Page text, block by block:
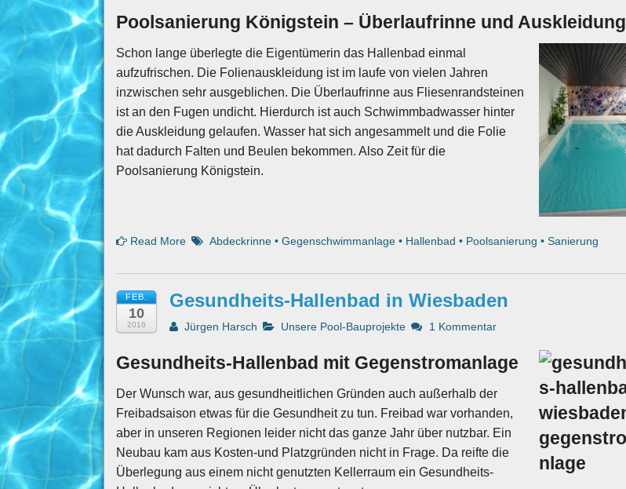
Poolsanierung Königstein – Überlaufrinne und Auskleidung
Schon lange überlegte die Eigentümerin das Hallenbad einmal
aufzufrischen. Die Folienauskleidung ist im laufe von vielen Jahren
inzwischen sehr ausgeblichen. Die Überlaufrinne aus Fliesenrandsteinen
ist an den Fugen undicht. Hierdurch ist auch Schwimmbadwasser hinter
die Auskleidung gelaufen. Wasser hat sich angesammelt und die Folie
hat dadurch Falten und Beulen bekommen. Also Zeit für die
Poolsanierung Königstein.
Read More Abdeckrinne •Gegenschwimmanlage • Hallenbad • Poolsanierung •Sanierung
FEB.
10
2016
Gesundheits-Hallenbad in Wiesbaden
Jürgen Harsch Unsere Pool-Bauprojekte 1 Kommentar
Gesundheits-Hallenbad mit Gegenstromanlage
Der Wunsch war, aus gesundheitlichen Gründen auch außerhalb der
Freibadsaison etwas für die Gesundheit zu tun. Freibad war vorhanden,
aber in unseren Regionen leider nicht das ganze Jahr über nutzbar. Ein
Neubau kam aus Kosten-und Platzgründen nicht in Frage. Da reifte die
Überlegung aus einem nicht genutzten Kellerraum ein Gesundheits-